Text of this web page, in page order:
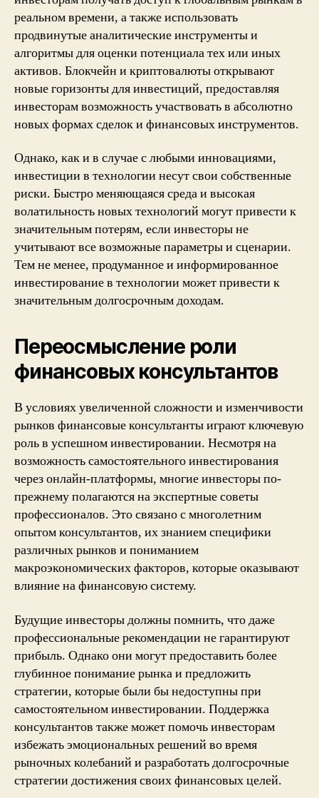
реальном времени, а также использовать
продвинутые аналитические инструменты и
алгоритмы для оценки потенциала тех или иных
активов. Блокчейн и криптовалюты открывают
новые горизонты для инвестиций, предоставляя
инвесторам возможность участвовать в абсолютно
новых формах сделок и финансовых инструментов.
Однако, как и в случае с любыми инновациями,
инвестиции в технологии несут свои собственные
риски. Быстро меняющаяся среда и высокая
волатильность новых технологий могут привести к
значительным потерям, если инвесторы не
учитывают все возможные параметры и сценарии.
Тем не менее, продуманное и информированное
инвестирование в технологии может привести к
значительным долгосрочным доходам.
Переосмысление роли
финансовых консультантов
В условиях увеличенной сложности и изменчивости
рынков финансовые консультанты играют ключевую
роль в успешном инвестировании. Несмотря на
возможность самостоятельного инвестирования
через онлайн-платформы, многие инвесторы по-
прежнему полагаются на экспертные советы
профессионалов. Это связано с многолетним
опытом консультантов, их знанием специфики
различных рынков и пониманием
макроэкономических факторов, которые оказывают
влияние на финансовую систему.
Будущие инвесторы должны помнить, что даже
профессиональные рекомендации не гарантируют
прибыль. Однако они могут предоставить более
глубинное понимание рынка и предложить
стратегии, которые были бы недоступны при
самостоятельном инвестировании. Поддержка
консультантов также может помочь инвесторам
избежать эмоциональных решений во время
рыночных колебаний и разработать долгосрочные
стратегии достижения своих финансовых целей.